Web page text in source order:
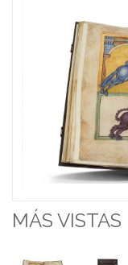
MÁS VISTAS